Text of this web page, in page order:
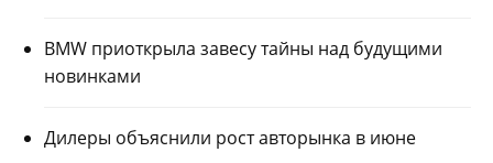
BMW приоткрыла завесу тайны над будущими
новинками
Дилеры объяснили рост авторынка в июне